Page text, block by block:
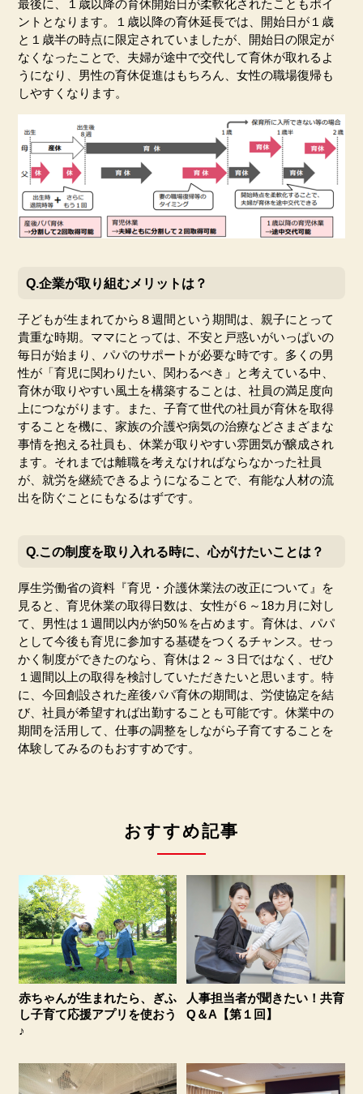
最後に、１歳以降の育休開始日が柔軟化されたこともポイ
ントとなります。１歳以降の育休延長では、開始日が１歳
と１歳半の時点に限定されていましたが、開始日の限定が
なくなったことで、夫婦が途中で交代して育休が取れるよ
うになり、男性の育休促進はもちろん、女性の職場復帰も
しやすくなります。
Q.企業が取り組むメリットは？
子どもが生まれてから８週間という期間は、親子にとって
貴重な時期。ママにとっては、不安と戸惑いがいっぱいの
毎日が始まり、パパのサポートが必要な時です。多くの男
性が「育児に関わりたい、関わるべき」と考えている中、
育休が取りやすい風土を構築することは、社員の満足度向
上につながります。また、子育て世代の社員が育休を取得
することを機に、家族の介護や病気の治療などさまざまな
事情を抱える社員も、休業が取りやすい雰囲気が醸成され
ます。それまでは離職を考えなければならなかった社員
が、就労を継続できるようになることで、有能な人材の流
出を防ぐことにもなるはずです。
Q.この制度を取り入れる時に、心がけたいことは？
厚生労働省の資料『育児・介護休業法の改正について』を
見ると、育児休業の取得日数は、女性が６～18カ月に対し
て、男性は１週間以内が約50％を占めます。育休は、パパ
として今後も育児に参加する基礎をつくるチャンス。せっ
かく制度ができたのなら、育休は２～３日ではなく、ぜひ
１週間以上の取得を検討していただきたいと思います。特
に、今回創設された産後パパ育休の期間は、労使協定を結
び、社員が希望すれば出勤することも可能です。休業中の
期間を活用して、仕事の調整をしながら子育てすることを
体験してみるのもおすすめです。
おすすめ記事
赤ちゃんが生まれたら、ぎふ
し子育て応援アプリを使おう
♪
人事担当者が聞きたい！共育
Q＆A【第１回】